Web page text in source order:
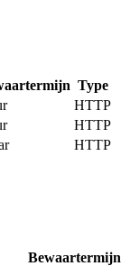
Type
HTTP
HTTP
HTTP
Bewaartermijn